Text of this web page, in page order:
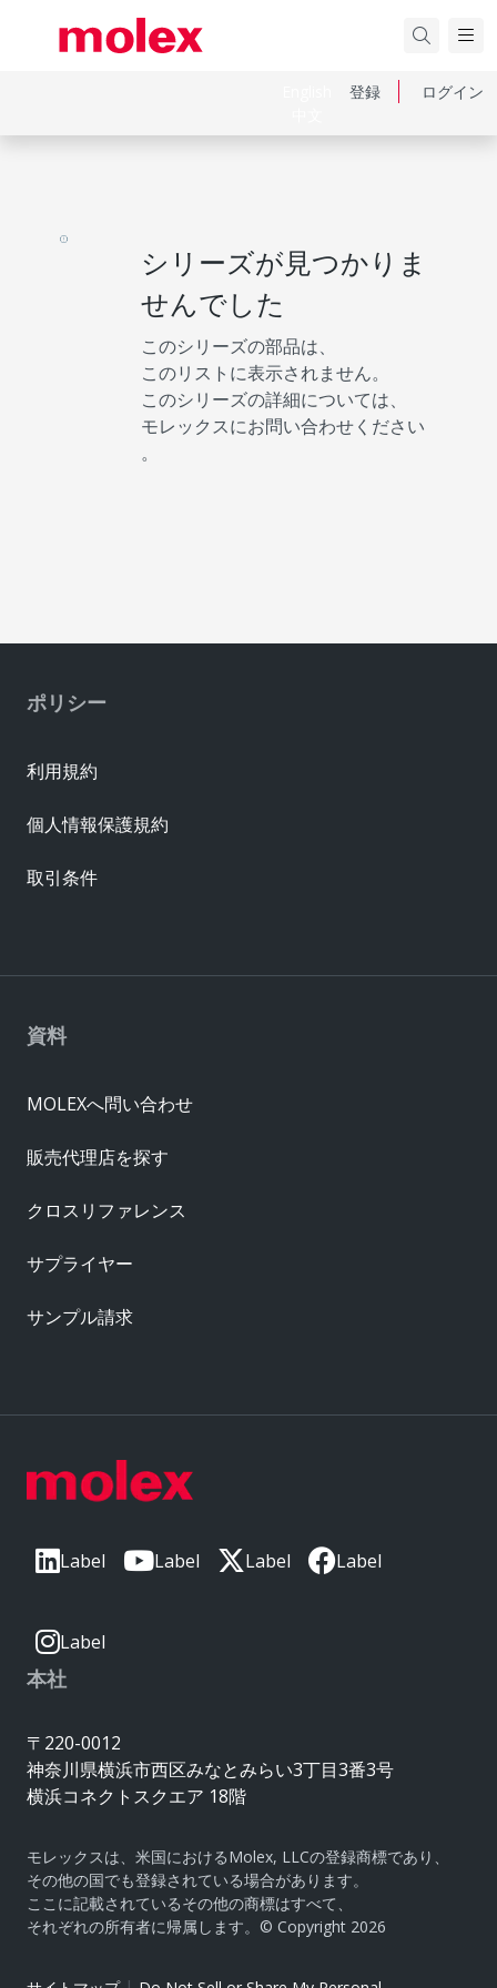
登録 ログイン
シリーズが見つかりま
せんでした
このシリーズの部品は、
このリストに表示されません。
このシリーズの詳細については、
モレックスにお問い合わせください
。
Label Label Label Label
Label
本社
〒220-0012
神奈川県横浜市西区みなとみらい3丁目3番3号
横浜コネクトスクエア 18階
モレックスは、米国におけるMolex, LLCの登録商標であり、
その他の国でも登録されている場合があります。
ここに記載されているその他の商標はすべて、
それぞれの所有者に帰属します。© Copyright 2026
資料
MOLEXへ問い合わせ
販売代理店を探す
クロスリファレンス
サプライヤー
サンプル請求
ポリシー
利用規約
個人情報保護規約
取引条件